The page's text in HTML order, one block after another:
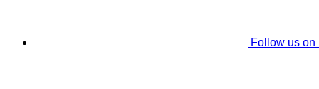
Follow us on